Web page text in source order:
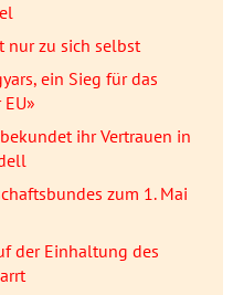
nur zu sich selbst
ein Sieg für das
ihr Vertrauen in
zum 1. Mai
der Einhaltung des